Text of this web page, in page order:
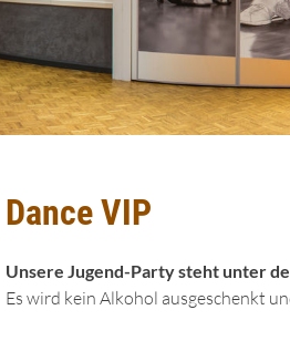
Dance VIP
Unsere Jugend-Party steht unter
Es wird kein Alkohol ausgeschenkt